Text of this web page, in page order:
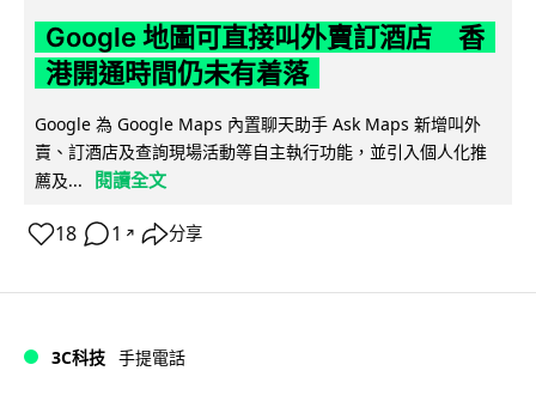
Google 地圖可直接叫外賣訂酒店 香
港開通時間仍未有着落
Google 為 Google Maps 內置聊天助手 Ask Maps 新增叫外
賣、訂酒店及查詢現場活動等自主執行功能，並引入個人化推
薦及...
閱讀全文
18 1 ↗ 分享
3C科技 手提電話